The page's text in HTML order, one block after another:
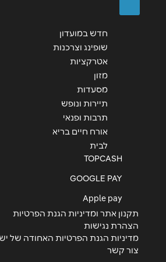
מודיעין-מכבים-רעות
קניון עזריאלי מודיעין לב העיר 2
גלובוס סנטר צומת המבקיעים
נס ציונה
חדש במועדון
שופינג וצרכנות
אטרקציות
מזון
מסעדות
תיירות ונופש
תרבות ופנאי
אורח חיים בריא
לבית
TOPCASH
GOOGLE PAY
Apple pay
תקנון אתר ומדיניות הגנת הפרטיות
הצהרת נגישות
מדיניות הגנת הפרטיות האחודה של
צור קשר